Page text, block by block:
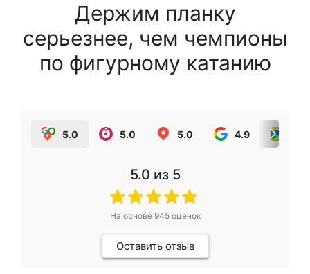
Держим планку
серьезнее, чем чемпионы
по фигурному катанию
5.0 5.0 5.0 4.9
5.0 из 5
На основе 945оценок
Оставить отзыв